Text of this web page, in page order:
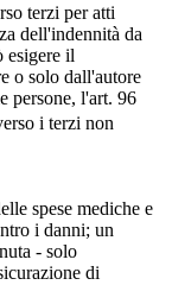
terzi per atti
dell'indennità da
esigere il
o solo dall'autore
persone, l'art. 96
i terzi non
spese mediche e
i danni; un
- solo
di